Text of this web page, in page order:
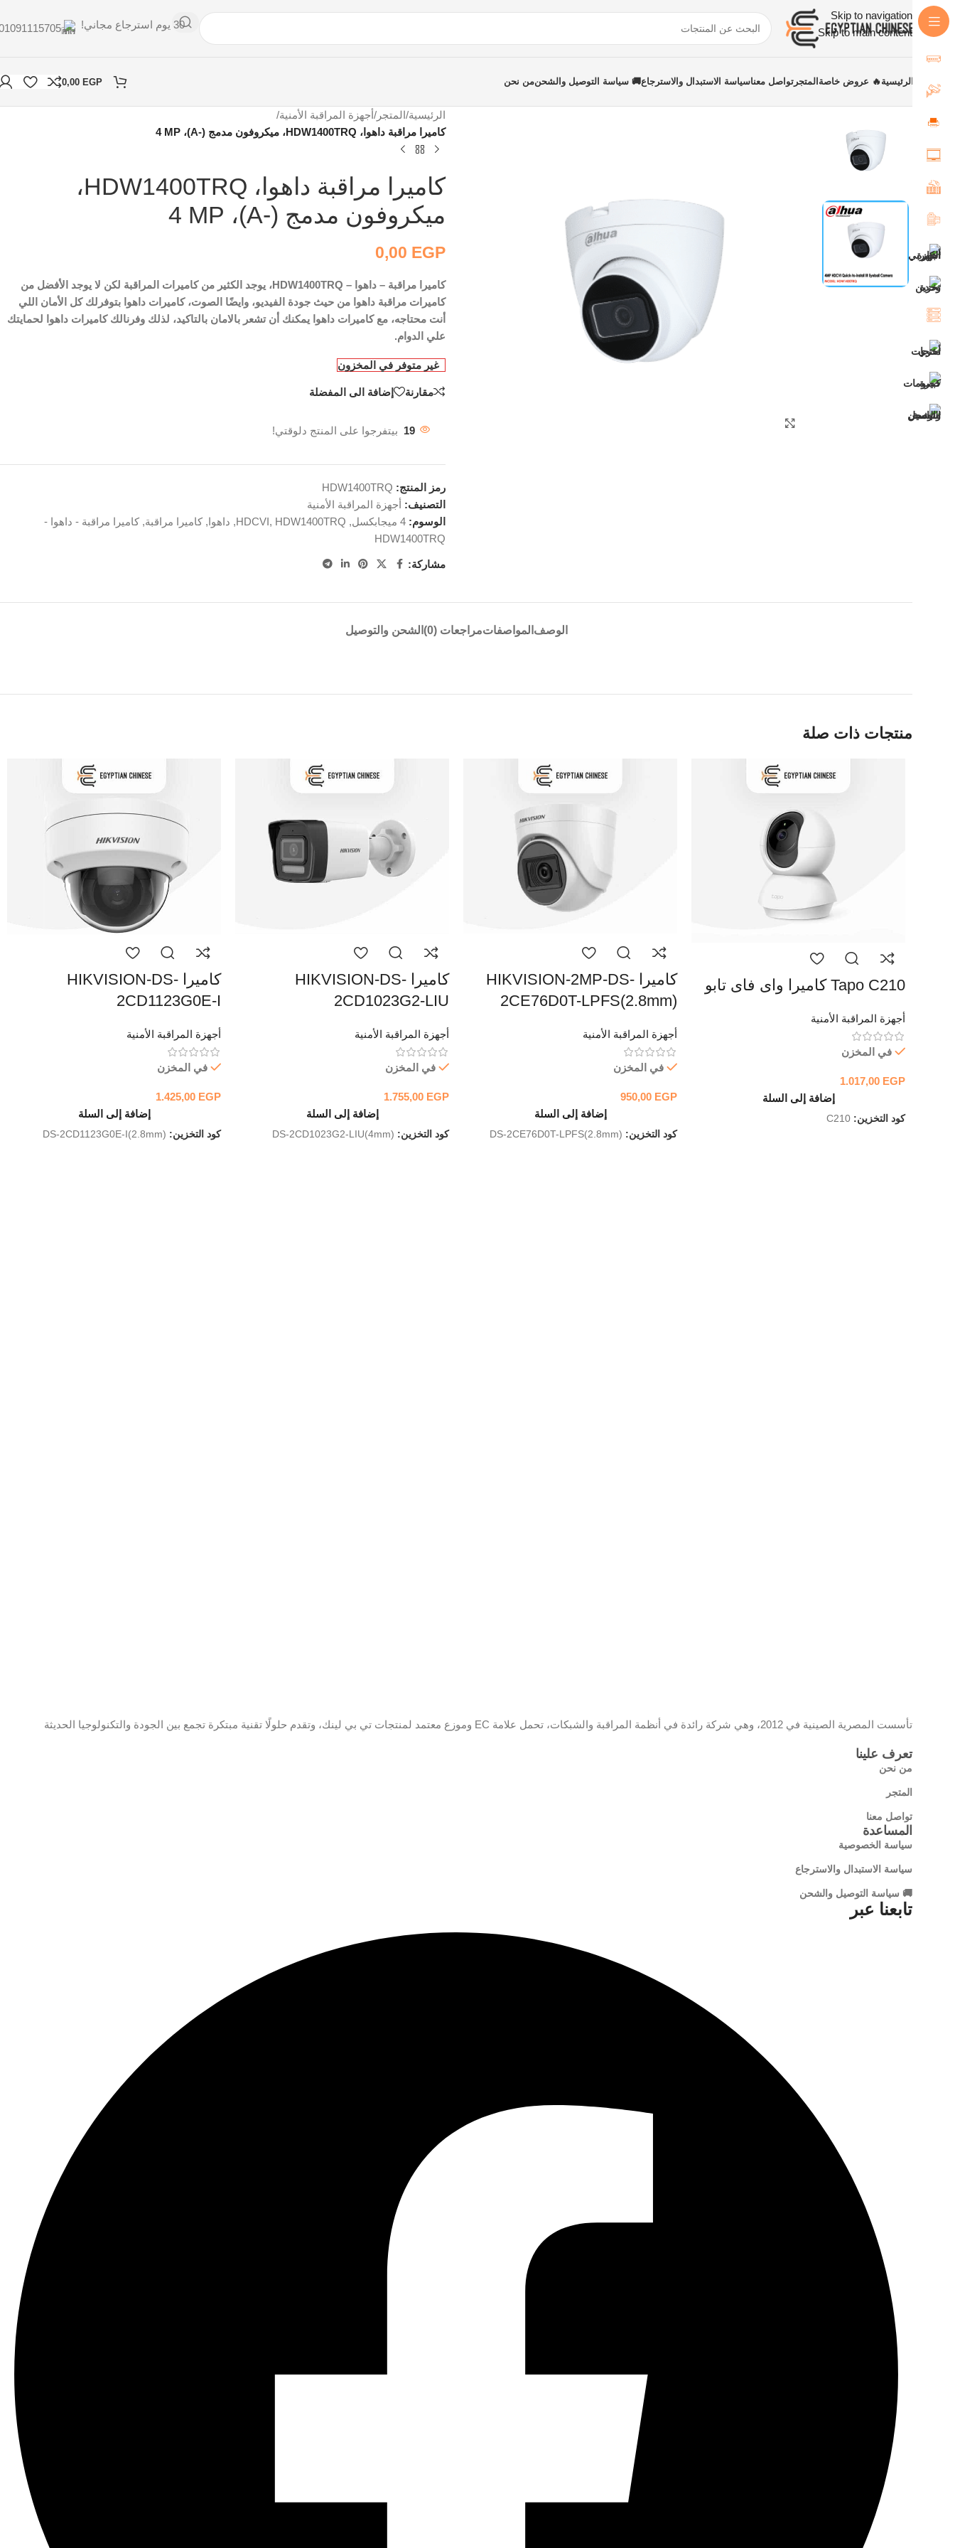
Skip to navigation
Skip to main content
30 يوم استرجاع مجاني!
الرئيسية 🔥 عروض خاصة المتجر تواصل معناسياسة الاستبدال والاسترجاع🚚 سياسة التوصيل والشحنمن نحن 0,00 EGP
الرئيسية/المتجر /أجهزة المراقبة الأمنية/
كاميرا مراقبة داهوا، HDW1400TRQ، ميكروفون مدمج (-A)، 4 MP
كاميرا مراقبة داهوا، HDW1400TRQ،
ميكروفون مدمج (-A)، 4 MP
0,00 EGP
كاميرا مراقبة – داهوا – HDW1400TRQ، يوجد الكثير من كاميرات المراقبة لكن لا يوجد الأفضل من
كاميرات مراقبة داهوا من حيث جودة الفيديو، وايضًا الصوت، كاميرات داهوا بتوفرلك كل الأمان اللي
أنت محتاجه، مع كاميرات داهوا يمكنك أن تشعر بالامان بالتاكيد، لذلك وفرنالك كاميرات داهوا لحمايتك
علي الدوام.
غير متوفر في المخزون
مقارنة إضافة الى المفضلة
19 بيتفرجوا على المنتج دلوقتي!
رمز المنتج: HDW1400TRQ
التصنيف: أجهزة المراقبة الأمنية
الوسوم: 4 ميجابكسل ,
HDCVI, HDW1400TRQ
, داهوا, كاميرا مراقبة, كاميرا مراقبة - داهوا -
HDW1400TRQ
مشاركة:
الوصف المواصفاتمراجعات (0) الشحن والتوصيل
منتجات ذات صلة
Tapo C210 كاميرا واى فاى تابو
أجهزة المراقبة الأمنية
في المخزن
1.017,00 EGP
إضافة إلى السلة
كود التخزين: C210
كاميرا HIKVISION-2MP-DS-
2CE76D0T-LPFS(2.8mm)
أجهزة المراقبة الأمنية
في المخزن
950,00 EGP
إضافة إلى السلة
كود التخزين: DS-2CE76D0T-LPFS(2.8mm)
كاميرا HIKVISION-DS-
2CD1023G2-LIU
أجهزة المراقبة الأمنية
في المخزن
1.755,00 EGP
إضافة إلى السلة
كود التخزين: DS-2CD1023G2-LIU(4mm)
كاميرا HIKVISION-DS-
2CD1123G0E-I
أجهزة المراقبة الأمنية
في المخزن
1.425,00 EGP
إضافة إلى السلة
كود التخزين: DS-2CD1123G0E-I(2.8mm)
تأسست المصرية الصينية في 2012، وهي شركة رائدة في أنظمة المراقبة والشبكات، تحمل علامة EC وموزع معتمد لمنتجات تي بي لينك، وتقدم حلولًا تقنية مبتكرة تجمع بين الجودة والتكنولوجيا الحديثة
تعرف علينا
من نحن
المتجر
تواصل معنا
المساعدة
سياسة الخصوصية
سياسة الاستبدال والاسترجاع
🚚 سياسة التوصيل والشحن
تابعنا عبر